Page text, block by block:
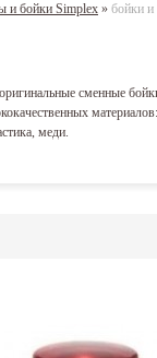
и бойки Simplex » бойки и
сменные
меди.